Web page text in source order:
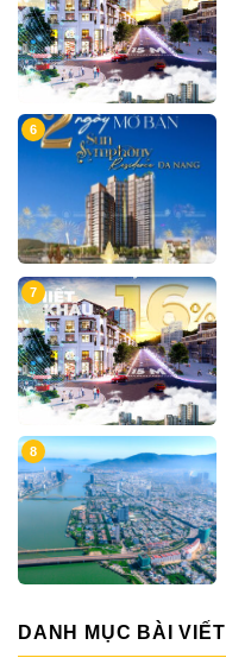
Tức 2024-08-21Chia sẻ
khu thấp tầng duy nhất
𝐍𝐇𝐀̣̂𝐍 𝐁𝐎𝐎𝐊𝐈𝐍𝐆 𝐓𝐎𝐀̀
𝐑𝐄𝐒𝐈𝐃𝐄𝐍𝐂𝐄
Đ𝐀̃𝐈 Đ𝐀̣̆𝐂 𝐁𝐈𝐄̣̂𝐓 𝐂𝐇𝐈̉
PhốCăn HộDự ÁnTin Tức
sẻ📽Cùng nhìn lại vị trí
giới hạn – Nhà phố
Group Đà Nẵng
09Chia sẻTọa lạc tại vị
ngay trục đường chính...
– Cập nhật tiến
2024
08Chia sẻ...
11
12
DANH MỤC BÀI VIẾT